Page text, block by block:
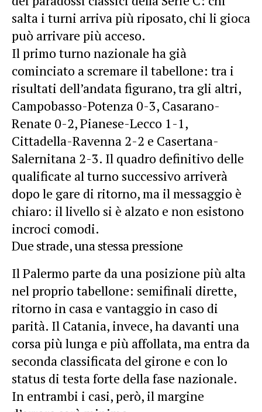
salta i turni arriva più riposato, chi li gioca
può arrivare più acceso.
Il primo turno nazionale ha già
cominciato a scremare il tabellone: tra i
risultati dell’andata figurano, tra gli altri,
Campobasso-Potenza 0-3, Casarano-
Renate 0-2, Pianese-Lecco 1-1,
Cittadella-Ravenna 2-2 e Casertana-
Salernitana 2-3. Il quadro definitivo delle
qualificate al turno successivo arriverà
dopo le gare di ritorno, ma il messaggio è
chiaro: il livello si è alzato e non esistono
incroci comodi.
Due strade, una stessa pressione
Il Palermo parte da una posizione più alta
nel proprio tabellone: semifinali dirette,
ritorno in casa e vantaggio in caso di
parità. Il Catania, invece, ha davanti una
corsa più lunga e più affollata, ma entra da
seconda classificata del girone e con lo
status di testa forte della fase nazionale.
In entrambi i casi, però, il margine